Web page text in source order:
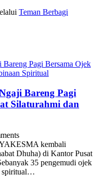
Teman Berbagi
Bareng Pagi
Silaturahmi dan
kembali
Dhuha) di Kantor Pusat
35 pengemudi ojek
spiritual…